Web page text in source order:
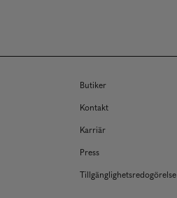
Butiker
Kontakt
Karriär
Press
Tillgänglighetsredogörelse